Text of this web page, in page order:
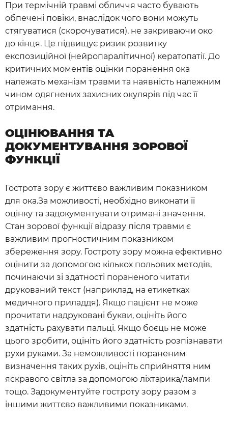
При термічній травмі обличчя часто бувають
обпечені повіки, внаслідок чого вони можуть
стягуватися (скорочуватися), не закриваючи око
до кінця. Це підвищує ризик розвитку
експозиційної (нейропаралітичної) кератопатії. До
критичних моментів оцінки поранення ока
належать механізм травми та наявність належним
чином одягнених захисних окулярів під час її
отримання.
ОЦІНЮВАННЯ ТА
ДОКУМЕНТУВАННЯ ЗОРОВОЇ
ФУНКЦІЇ
Гострота зору є життєво важливим показником
для ока.За можливості, необхідно виконати її
оцінку та задокументувати отримані значення.
Стан зорової функції відразу після травми є
важливим прогностичним показником
збереження зору. Гостроту зору можна ефективно
оцінити за допомогою кількох польових методів,
починаючи зі здатності пораненого читати
друкований текст (наприклад, на етикетках
медичного приладдя). Якщо пацієнт не може
прочитати надруковані букви, оцініть його
здатність рахувати пальці. Якщо боєць не може
цього зробити, оцініть його здатність розпізнавати
рухи руками. За неможливості пораненим
визначення таких рухів, оцініть сприйняття ним
яскравого світла за допомогою ліхтарика/лампи
тощо. Задокументуйте гостроту зору разом з
іншими життєво важливими показниками.